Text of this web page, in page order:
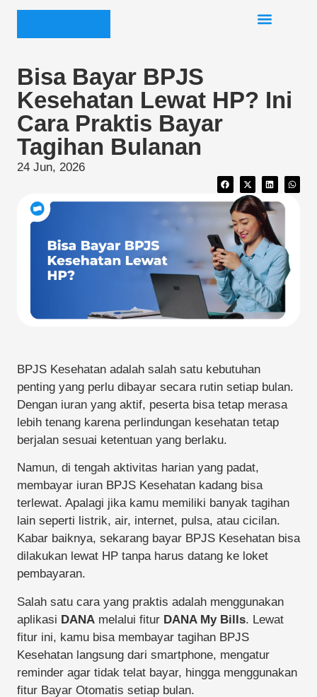
Bisa Bayar BPJS
Kesehatan Lewat HP? Ini
Cara Praktis Bayar
Tagihan Bulanan
24 Jun, 2026
BPJS Kesehatan adalah salah satu kebutuhan
penting yang perlu dibayar secara rutin setiap bulan.
Dengan iuran yang aktif, peserta bisa tetap merasa
lebih tenang karena perlindungan kesehatan tetap
berjalan sesuai ketentuan yang berlaku.
Namun, di tengah aktivitas harian yang padat,
membayar iuran BPJS Kesehatan kadang bisa
terlewat. Apalagi jika kamu memiliki banyak tagihan
lain seperti listrik, air, internet, pulsa, atau cicilan.
Kabar baiknya, sekarang bayar BPJS Kesehatan bisa
dilakukan lewat HP tanpa harus datang ke loket
pembayaran.
Salah satu cara yang praktis adalah menggunakan
aplikasi DANA melalui fitur DANA My Bills. Lewat
fitur ini, kamu bisa membayar tagihan BPJS
Kesehatan langsung dari smartphone, mengatur
reminder agar tidak telat bayar, hingga menggunakan
fitur Bayar Otomatis setiap bulan.